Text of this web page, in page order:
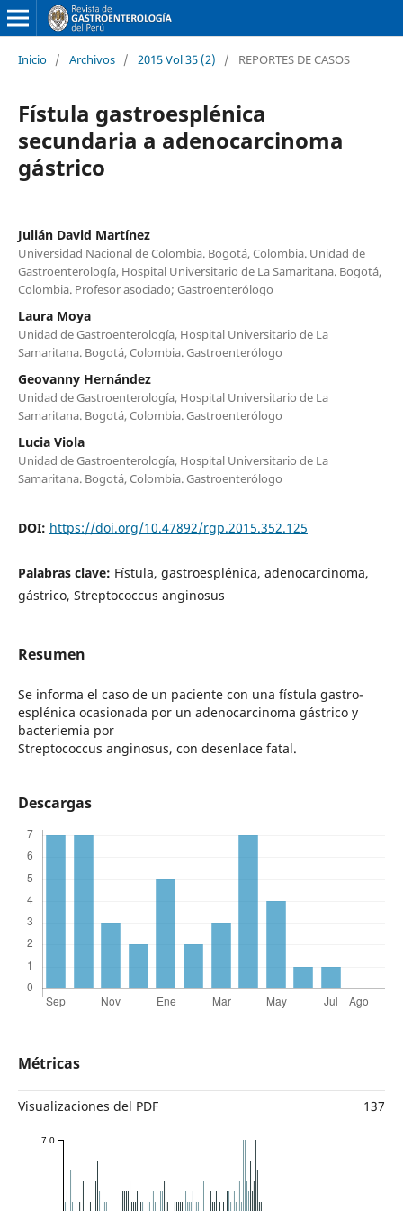
Inicio / Archivos / 2015 Vol 35 (2) / REPORTES DE CASOS
Fístula gastroesplénica
secundaria a adenocarcinoma
gástrico
Julián David Martínez
Universidad Nacional de Colombia. Bogotá, Colombia. Unidad de
Gastroenterología, Hospital Universitario de La Samaritana. Bogotá,
Colombia. Profesor asociado; Gastroenterólogo
Laura Moya
Unidad de Gastroenterología, Hospital Universitario de La
Samaritana. Bogotá, Colombia. Gastroenterólogo
Geovanny Hernández
Unidad de Gastroenterología, Hospital Universitario de La
Samaritana. Bogotá, Colombia. Gastroenterólogo
Lucia Viola
Unidad de Gastroenterología, Hospital Universitario de La
Samaritana. Bogotá, Colombia. Gastroenterólogo
DOI: https://doi.org/10.47892/rgp.2015.352.125
Palabras clave: Fístula, gastroesplénica, adenocarcinoma,
gástrico, Streptococcus anginosus
Resumen
Se informa el caso de un paciente con una fístula gastro-
esplénica ocasionada por un adenocarcinoma gástrico y
bacteriemia por
Streptococcus anginosus, con desenlace fatal.
Descargas
Métricas
Visualizaciones del PDF 137
7.0